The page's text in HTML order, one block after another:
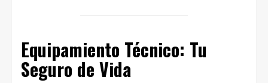
Equipamiento Técnico: Tu
Seguro de Vida